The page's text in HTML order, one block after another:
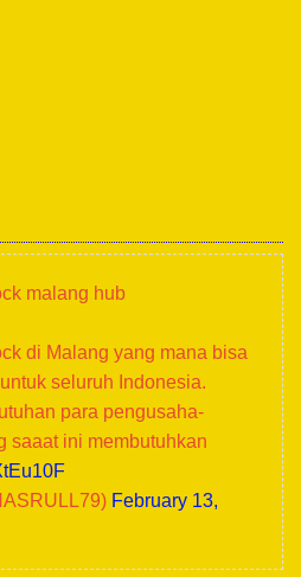
malang hub
di Malang yang mana bisa
seluruh Indonesia.
para pengusaha-
saaat ini membutuhkan
February 13,